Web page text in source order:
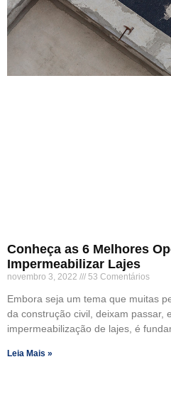
Conheça as 6 Melhores
Impermeabilizar Lajes
novembro 3, 2022 53 Comentários
Embora seja um tema que muitas
da construção civil, deixam passar,
impermeabilização de lajes, é
Leia Mais »